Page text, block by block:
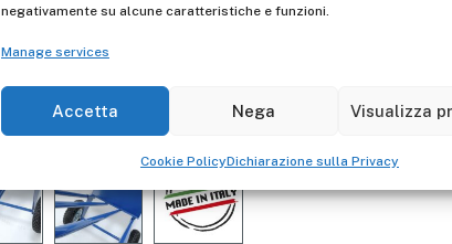
negativamente su alcune caratteristiche e funzioni.
Manage services
Accetta Nega Visualizza
Cookie PolicyDichiarazione sulla Privacy
Professional
wheels, and